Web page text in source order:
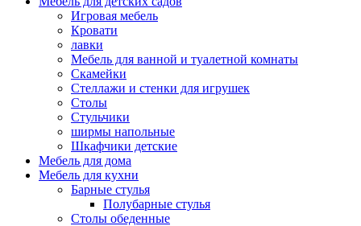
Игровая мебель
Кровати
лавки
Мебель для ванной и туалетной комнаты
Скамейки
Стеллажи и стенки для игрушек
Столы
Стульчики
ширмы напольные
Шкафчики детские
Мебель для дома
Мебель для кухни
Барные стулья
Полубарные стулья
Столы обеденные